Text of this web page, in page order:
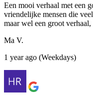
Een mooi verhaal met een
vriendelijke mensen die
maar wel een groot
Ma V.
1 year ago (Weekdays)